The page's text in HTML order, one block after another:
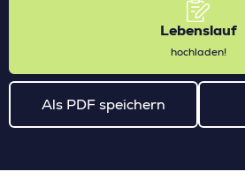
Lebenslauf
hochladen!
Als PDF speichern